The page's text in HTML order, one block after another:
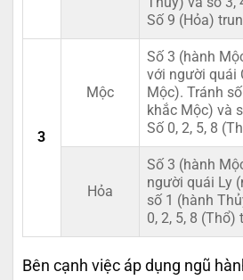
Số 9 (Hỏa)
3
Mộc
Số 3 (hành
với người quái
Mộc). Tránh
khắc Mộc) và
Số 0, 2, 5, 8
Hỏa
Số 3 (hành
người quái Ly
số 1 (hành
0, 2, 5, 8 (Thổ)
Bên cạnh việc áp dụng ngũ